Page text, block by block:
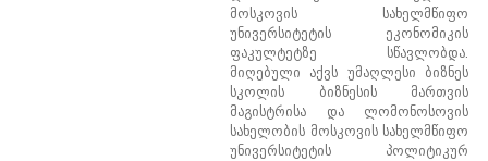
მოსკოვის სახელმწიფო
უნივერსიტეტის ეკონომიკის
ფაკულტეტზე სწავლობდა.
მიღებული აქვს უმაღლესი ბიზნეს
სკოლის ბიზნესის მართვის
მაგისტრისა და ლომონოსოვის
სახელობის მოსკოვის სახელმწიფო
უნივერსიტეტის პოლიტიკურ